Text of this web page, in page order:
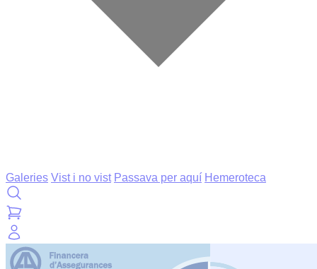
Galeries Vist i no vist Passava per aquí Hemeroteca